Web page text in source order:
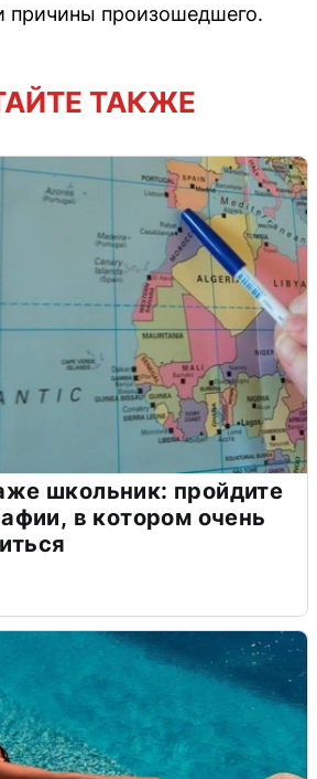
причины произошедшего.
ТАКЖЕ
школьник: пройдите
в котором очень